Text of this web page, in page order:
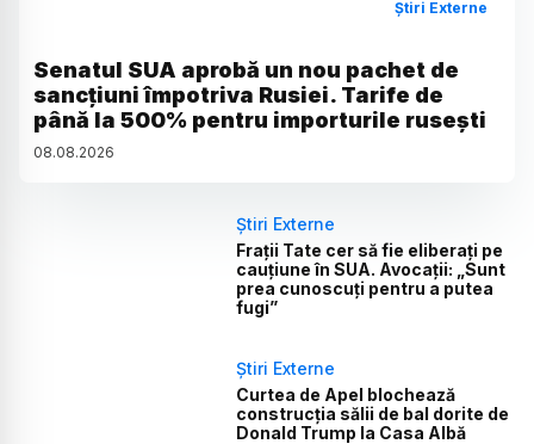
Știri Externe
Senatul SUA aprobă un nou pachet de
sancțiuni împotriva Rusiei. Tarife de
până la 500% pentru importurile rusești
08.08.2026
Știri Externe
Frații Tate cer să fie eliberați pe
cauțiune în SUA. Avocații: „Sunt
prea cunoscuți pentru a putea
fugi”
Știri Externe
Curtea de Apel blochează
construcția sălii de bal dorite de
Donald Trump la Casa Albă